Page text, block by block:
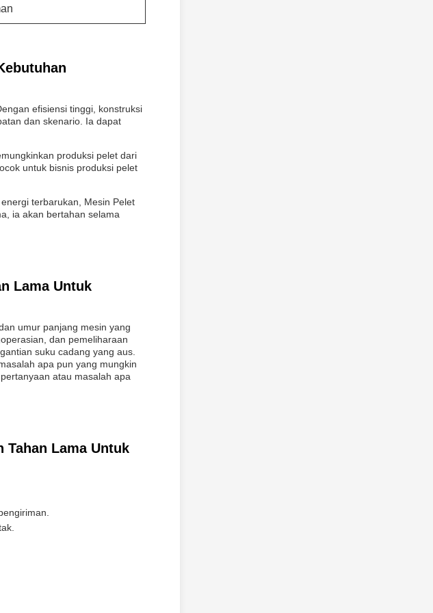
efisiensi tinggi, konstruksi
dan skenario. Ia dapat
produksi pelet dari
untuk bisnis produksi pelet
terbarukan, Mesin Pelet
ia akan bertahan selama
Lama Untuk
umur panjang mesin yang
dan pemeliharaan
suku cadang yang aus.
apa pun yang mungkin
atau masalah apa
Tahan Lama Untuk